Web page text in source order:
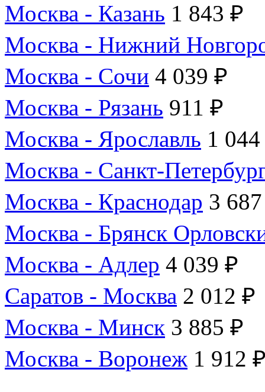
Москва - Казань 1 843 ₽
Москва - Нижний
Москва - Сочи 4 039 ₽
Москва - Рязань 911 ₽
Москва - Ярославль 1
Москва - Санкт-
Москва - Краснодар 3
Москва - Брянск
Москва - Адлер 4 039 ₽
Саратов - Москва 2 012 ₽
Москва - Минск 3 885 ₽
Москва - Воронеж 1 912